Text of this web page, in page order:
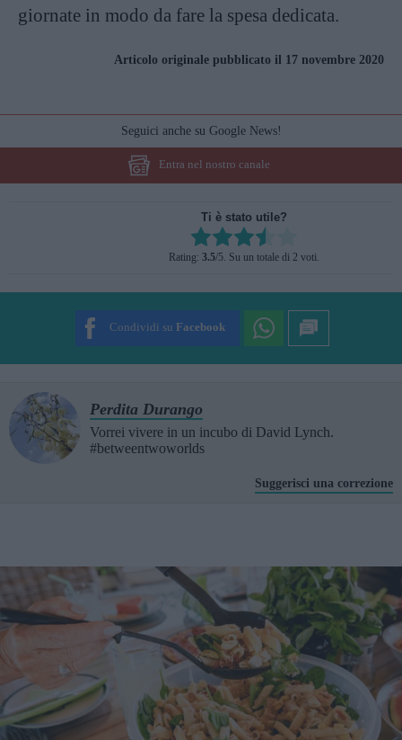
giornate in modo da fare la spesa dedicata.
Articolo originale pubblicato il 17 novembre 2020
Seguici anche su Google News!
Entra nel nostro canale
Ti è stato utile?
Rate this item:
SUBMIT RATING
Rating: 3.5/5. Su un totale di 2 voti.
Condividi su Facebook
Perdita Durango
Vorrei vivere in un incubo di David Lynch.
#betweentwoworlds
Suggerisci una correzione